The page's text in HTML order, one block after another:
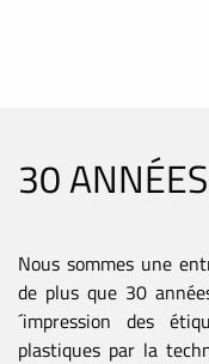
30
Nous sommes une
de plus que 30
´impression des
plastiques par la